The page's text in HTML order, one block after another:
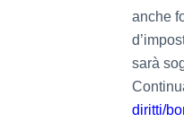
anche
sarà
diritti/